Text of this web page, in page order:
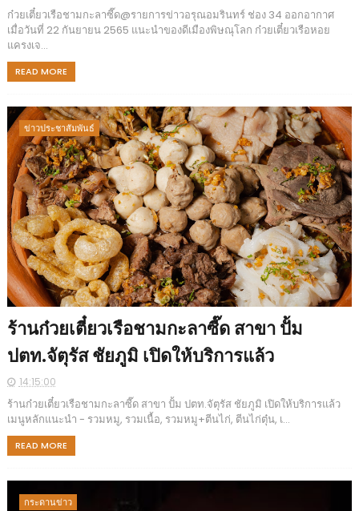
ก๋วยเตี๋ยวเรือชามกะลาซี๊ด@รายการข่าวอรุณอมรินทร์ ช่อง 34 ออกอากาศ
เมื่อวันที่ 22 กันยายน 2565 แนะนำของดีเมืองพิษณุโลก ก๋วยเตี๋ยวเรือหอย
แครงเจ...
READ MORE
ข่าวประชาสัมพันธ์
ร้านก๋วยเตี๋ยวเรือชามกะลาซี๊ด สาขา ปั้ม
ปตท.จัตุรัส ชัยภูมิ เปิดให้บริการแล้ว
14:15:00
ร้านก๋วยเตี๋ยวเรือชามกะลาซี๊ด สาขา ปั้ม ปตท.จัตุรัส ชัยภูมิ เปิดให้บริการแล้ว
เมนูหลักแนะนำ - รวมหมู, รวมเนื้อ, รวมหมู+ตีนไก่, ตีนไก่ตุ๋น, เ...
READ MORE
กระดานข่าว